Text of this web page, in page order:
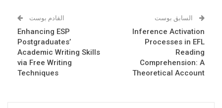
السابق بوست
Inference Activation
Processes in EFL
Reading
Comprehension: A
Theoretical Account
القادم بوست
Enhancing ESP
Postgraduates’
Academic Writing Skills
via Free Writing
Techniques